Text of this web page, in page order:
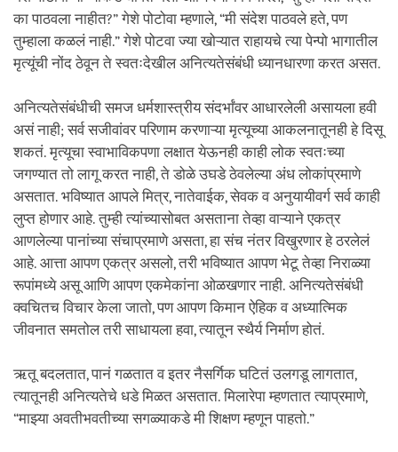
का पाठवला नाहीत?” गेशे पोटोवा म्हणाले, “मी संदेश पाठवले हते, पण
तुम्हाला कळलं नाही.” गेशे पोटवा ज्या खोऱ्यात राहायचे त्या पेन्पो भागातील
मृत्यूंची नोंद ठेवून ते स्वतःदेखील अनित्यतेसंबंधी ध्यानधारणा करत असत.
अनित्यतेसंबंधीची समज धर्मशास्त्रीय संदर्भांवर आधारलेली असायला हवी
असं नाही; सर्व सजीवांवर परिणाम करणाऱ्या मृत्यूच्या आकलनातूनही हे दिसू
शकतं. मृत्यूचा स्वाभाविकपणा लक्षात येऊनही काही लोक स्वतःच्या
जगण्यात तो लागू करत नाही, ते डोळे उघडे ठेवलेल्या अंध लोकांप्रमाणे
असतात. भविष्यात आपले मित्र, नातेवाईक, सेवक व अनुयायीवर्ग सर्व काही
लुप्त होणार आहे. तुम्ही त्यांच्यासोबत असताना तेव्हा वाऱ्याने एकत्र
आणलेल्या पानांच्या संचाप्रमाणे असता, हा संच नंतर विखुरणार हे ठरलेलं
आहे. आत्ता आपण एकत्र असलो, तरी भविष्यात आपण भेटू तेव्हा निराळ्या
रूपांमध्ये असू आणि आपण एकमेकांना ओळखणार नाही. अनित्यतेसंबंधी
क्वचितच विचार केला जातो, पण आपण किमान ऐहिक व अध्यात्मिक
जीवनात समतोल तरी साधायला हवा, त्यातून स्थैर्य निर्माण होतं.
ऋतू बदलतात, पानं गळतात व इतर नैसर्गिक घटितं उलगडू लागतात,
त्यातूनही अनित्यतेचे धडे मिळत असतात. मिलारेपा म्हणतात त्याप्रमाणे,
“माझ्या अवतीभवतीच्या सगळ्याकडे मी शिक्षण म्हणून पाहतो.”